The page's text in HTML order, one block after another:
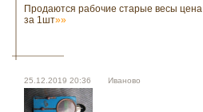
Продаются рабочие старые весы цена
за 1шт»»
25.12.2019 20:36 Иваново